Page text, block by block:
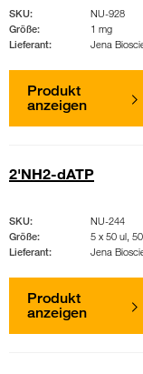
SKU:
NU-928
Größe:
1 mg
Lieferant:
Jena
Produkt
anzeigen
2'NH2-dATP
SKU:
NU-244
Größe:
5 x 50 ul,
Lieferant:
Jena
Produkt
anzeigen